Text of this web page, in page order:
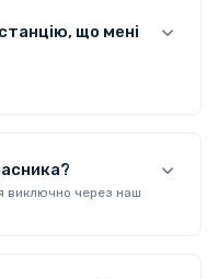
що мені
виключно через наш